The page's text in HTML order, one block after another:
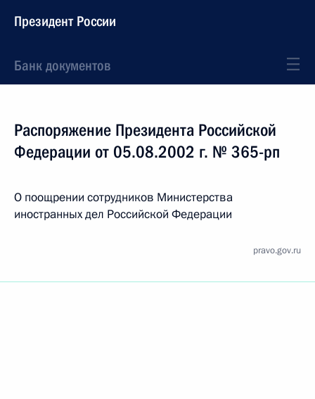
Президент России
Банк документов
Распоряжение Президента Российской
Федерации от 05.08.2002 г. № 365-рп
О поощрении сотрудников Министерства
иностранных дел Российской Федерации
pravo.gov.ru